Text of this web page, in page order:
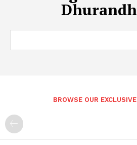
BROWSE OUR